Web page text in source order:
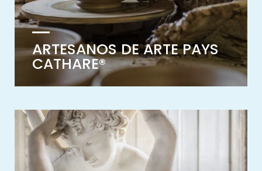
ARTESANOS DE ARTE PAYS
CATHARE®